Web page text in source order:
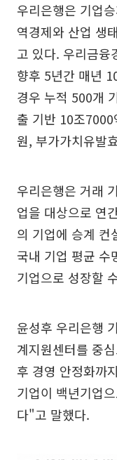
우리은행은 기업
역경제와 산업 생
고 있다. 우리금융
향후 5년간 매년
경우 누적 500개
출 기반 10조
원, 부가가치유발
우리은행은 거래
업을 대상으로 연
의 기업에 승계 컨
국내 기업 평균 수
기업으로 성장할
윤성후 우리은행
계지원센터를 중
후 경영 안정화까
기업이 백년기업
다"고 말했다.